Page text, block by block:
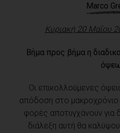
Marco
Κυριακή 20 Μαΐου
Βήμα προς βήμα η
Οι επικολλούμενες
απόδοση στο
φορές αποτυγχάνουν για
διάλεξη αυτή θα